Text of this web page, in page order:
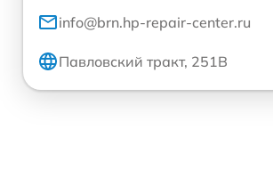
info@brn.hp-repair-center.ru
Павловский тракт, 251В